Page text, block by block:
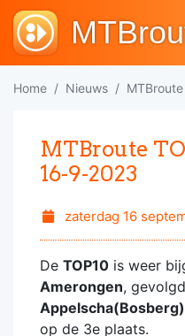
Home Nieuws
MTBroute
16-9-2023
zaterdag 16
De TOP10 is weer
Amerongen,
Appelscha(Bosberg)
op de 3e plaats.